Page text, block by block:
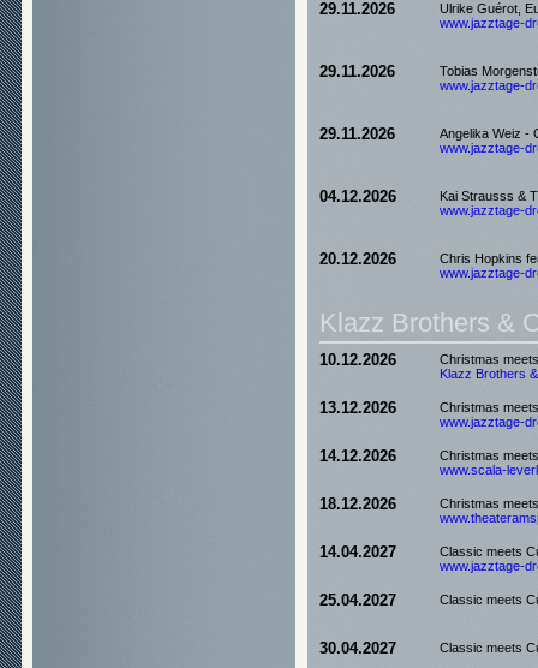
29.11.2026
Ulrike Guérot,
www.jazztage-
29.11.2026
Tobias
www.jazztage-
29.11.2026
Angelika Weiz -
www.jazztage-
04.12.2026
Kai Strausss &
www.jazztage-
20.12.2026
Chris Hopkins
www.jazztage-
Klazz Brothers &
10.12.2026
Christmas
Klazz Brothers
13.12.2026
Christmas
www.jazztage-
14.12.2026
Christmas
www.scala-
18.12.2026
Christmas
14.04.2027
Classic meets
www.jazztage-
25.04.2027 Classic meets
30.04.2027 Classic meets